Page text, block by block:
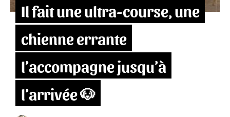
Il fait une ultra-course, une
chienne errante
l’accompagne jusqu’à
l’arrivée 🐶